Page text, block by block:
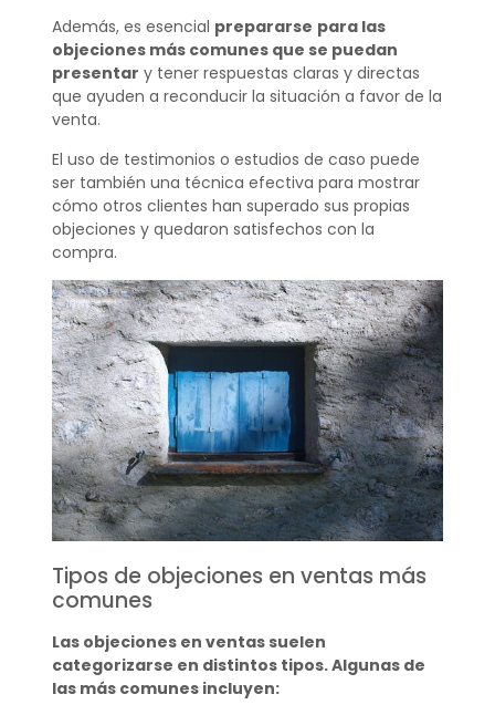
Además, es esencial prepararse para las
objeciones más comunes que se puedan
presentar y tener respuestas claras y directas
que ayuden a reconducir la situación a favor de la
venta.
El uso de testimonios o estudios de caso puede
ser también una técnica efectiva para mostrar
cómo otros clientes han superado sus propias
objeciones y quedaron satisfechos con la
compra.
Tipos de objeciones en ventas más
comunes
Las objeciones en ventas suelen
categorizarse en distintos tipos. Algunas de
las más comunes incluyen: